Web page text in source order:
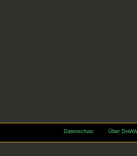
Datenschutz Über